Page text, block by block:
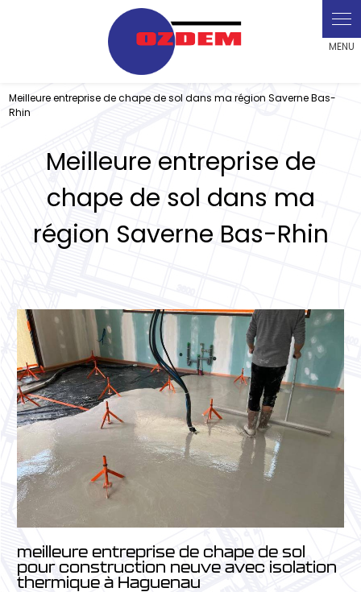
Meilleure entreprise de chape de sol dans ma région Saverne Bas-
Rhin
Meilleure entreprise de
chape de sol dans ma
région Saverne Bas-Rhin
meilleure entreprise de chape de sol
pour construction neuve avec isolation
thermique à Haguenau
Panneau de gestion des cookies